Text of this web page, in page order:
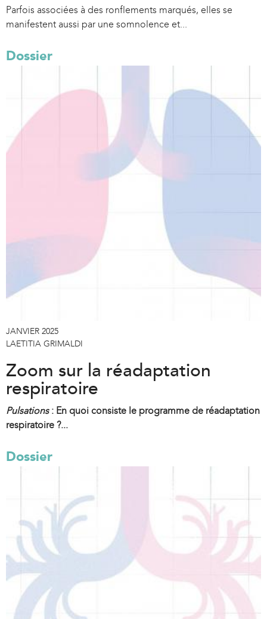
Parfois associées à des ronflements marqués, elles se
manifestent aussi par une somnolence et...
Dossier
JANVIER 2025
LAETITIA GRIMALDI
Zoom sur la réadaptation
respiratoire
Pulsations : En quoi consiste le programme de réadaptation
respiratoire ?...
Dossier